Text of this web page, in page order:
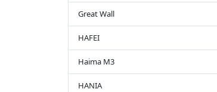
Great Wall
HAFEI
Haima M3
HANIA